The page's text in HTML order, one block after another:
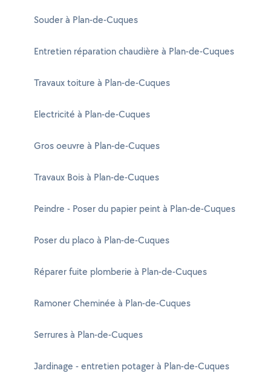
Souder à Plan-de-Cuques
Entretien réparation chaudière à Plan-de-Cuques
Travaux toiture à Plan-de-Cuques
Electricité à Plan-de-Cuques
Gros oeuvre à Plan-de-Cuques
Travaux Bois à Plan-de-Cuques
Peindre - Poser du papier peint à Plan-de-Cuques
Poser du placo à Plan-de-Cuques
Réparer fuite plomberie à Plan-de-Cuques
Ramoner Cheminée à Plan-de-Cuques
Serrures à Plan-de-Cuques
Jardinage - entretien potager à Plan-de-Cuques